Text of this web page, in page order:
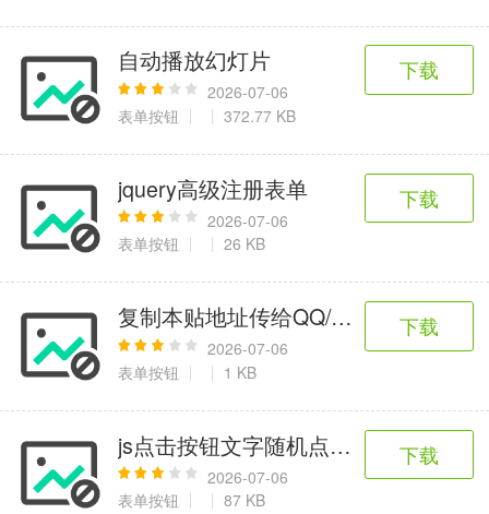
自动播放幻灯片
2026-07-06
表单按钮
372.77 KB
下载
jquery高级注册表单
2026-07-06
表单按钮
26 KB
下载
复制本贴地址传给QQ/MSN好友的代码
2026-07-06
表单按钮
1 KB
下载
js点击按钮文字随机点名器代码
2026-07-06
表单按钮
87 KB
下载